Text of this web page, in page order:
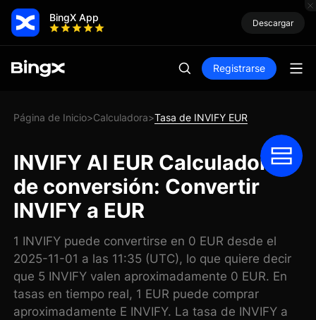
BingX App Descargar
Registrarse
Página de Inicio>Calculadora>Tasa de INVIFY EUR
INVIFY AI EUR Calculadora
de conversión: Convertir
INVIFY a EUR
1 INVIFY puede convertirse en 0 EUR desde el
2025-11-01 a las 11:35 (UTC), lo que quiere decir
que 5 INVIFY valen aproximadamente 0 EUR. En
tasas en tiempo real, 1 EUR puede comprar
aproximadamente E INVIFY. La tasa de INVIFY a